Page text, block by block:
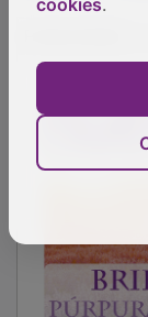
cookies.